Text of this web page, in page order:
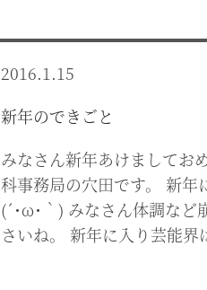
2016.1.15
新年のできごと
みなさん新年あけましてお
科事務局の穴田です。 新年
(´･ω･｀) みなさん体調など
さいね。 新年に入り芸能